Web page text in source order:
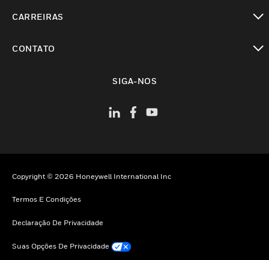
CARREIRAS
CONTATO
SIGA-NOS
Copyright © 2026 Honeywell International Inc
Termos E Condições
Declaração De Privacidade
Suas Opções De Privacidade